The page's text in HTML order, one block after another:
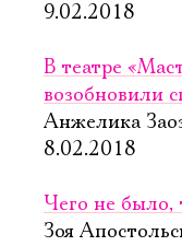
9.02.2018
В театре
возобновили
Анжелика
8.02.2018
Чего не было,
Зоя